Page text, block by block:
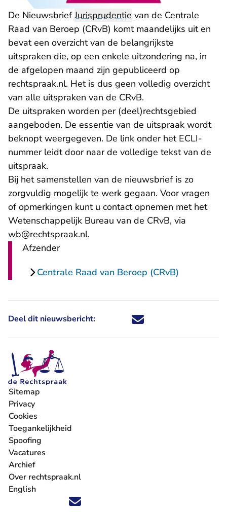
De NieuwsbriefJurisprudentie van de Centrale
Raad van Beroep (CRvB) komt maandelijks uit en
bevat een overzicht van de belangrijkste
uitspraken die, op een enkele uitzondering na, in
de afgelopen maand zijn gepubliceerd op
rechtspraak.nl. Het is dus geen volledig overzicht
van alle uitspraken van de CRvB.
De uitspraken worden per (deel)rechtsgebied
aangeboden. De essentie van de uitspraak wordt
beknopt weergegeven. De link onder het ECLI-
nummer leidt door naar de volledige tekst van de
uitspraak.
Bij het samenstellen van de nieuwsbrief is zo
zorgvuldig mogelijk te werk gegaan. Voor vragen
of opmerkingen kunt u contact opnemen met het
Wetenschappelijk Bureau van de CRvB, via
wb@rechtspraak.nl.
Afzender
Centrale Raad van Beroep (CRvB)
Deel dit nieuwsbericht: Deel dit nieuwsbericht via X -
Deel dit nieuwsbericht via
Deel dit nieuwsbericht
Deel dit
Volg ons op X (Twitter) - U verlaat Rechtspraak.nl
Volg ons op Facebook - U verlaat Rechtspraak.nl
Volg ons op Instagram - U verlaat Rechtspraak.nl
Volg ons op Youtube - U verlaat Rechtspraak.nl
Volg ons op LinkedIn - U verlaat
'Blijf op de hoogte' nieuwsbrief - U verlaat
Sitemap
Privacy
Cookies
Toegankelijkheid
Spoofing
Vacatures
- U verlaat Rechtspraak.nl
Archief
Over rechtspraak.nl
English